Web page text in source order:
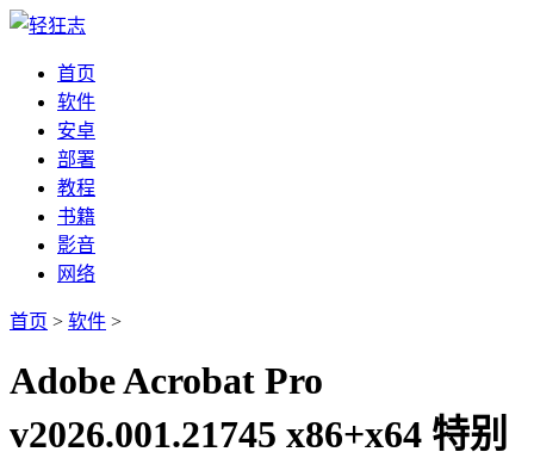
首页
软件
安卓
部署
教程
书籍
影音
网络
首页 > 软件 >
Adobe Acrobat Pro
v2026.001.21745 x86+x64 特别